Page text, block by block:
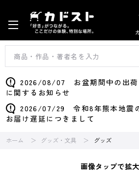
2026/08/07 お盆期間中の出荷
に関するお知らせ
2026/07/29 令和8年熊本地震
お届け遅延につきまして
ホーム グッズ・文具 グッズ
画像タップで拡大